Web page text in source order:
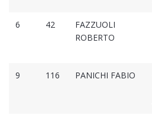
6 42
FAZZUOLI
ROBERTO
9 116 PANICHI FABIO